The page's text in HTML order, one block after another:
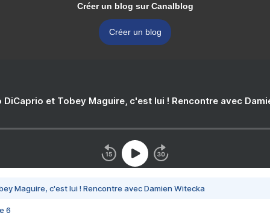
Créer un blog sur Canalblog
Créer un blog
DiCaprio et Tobey Maguire, c'est lui ! Rencontre avec
Maguire, c'est lui ! Rencontre avec Damien Witecka
6